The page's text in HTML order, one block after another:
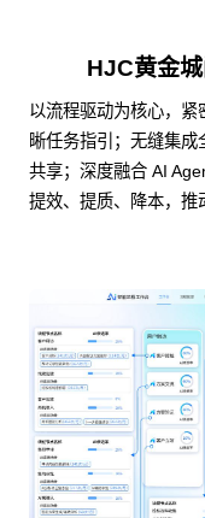
HJC黄金
以流程驱动为核心，
晰任务指引；无缝集
共享；深度融合 AI
提效、提质、降本，推